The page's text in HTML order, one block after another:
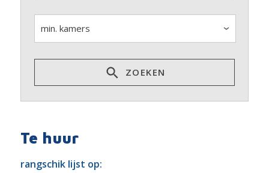
ZOEKEN
Te huur
rangschik lijst op: